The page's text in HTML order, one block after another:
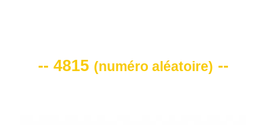
-- 4815 (numéro aléatoire) --